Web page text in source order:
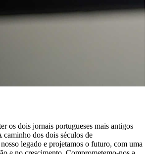
os dois jornais portugueses mais antigos
caminho dos dois séculos de
legado e projetamos o futuro, com uma